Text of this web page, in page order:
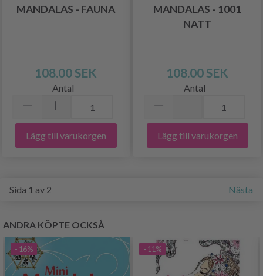
MANDALAS - FAUNA
108.00 SEK
Antal
Lägg till varukorgen
MANDALAS - 1001
NATT
108.00 SEK
Antal
Lägg till varukorgen
Sida 1 av 2 Nästa
ANDRA KÖPTE OCKSÅ
- 16% - 11%